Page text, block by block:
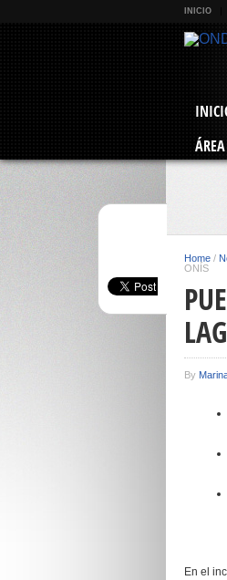
INICIO
Home /
ONÍS
By
En el